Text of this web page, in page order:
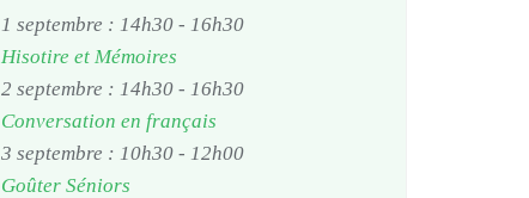
1 septembre : 14h30 - 16h30
Hisotire et Mémoires
2 septembre : 14h30 - 16h30
Conversation en français
3 septembre : 10h30 - 12h00
Goûter Séniors